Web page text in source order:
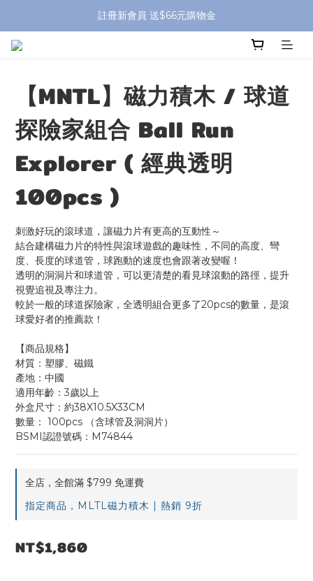
全館滿 $799 免運費 (僅提供台灣本島區域，外島地區請洽客服)
註冊新會員 送$66元購物金
全館滿 $799 免運費 (僅提供台灣本島區域，外島地區請洽客服)
【MNTL】磁力積木 / 球道
探險家組合 Ball Run
Explorer ( 經典透明
100pcs )
刺激好玩的滾球道，讓磁力片有更高的互動性～
結合建構磁力片的特性與滾球遊戲的趣味性，不同的高度、彎
度、長度的球道管，球跑動的速度也會跟著改變喔！
透明的洞洞片和球道管，可以更清楚的看見球滾動的路徑，提升
視覺追視及專注力。
較於一般的球道探險家，全透明組合更多了20pcs的數量，是滾
球愛好者的推薦款！
【商品規格】
材質：塑膠、磁鐵
產地：中國
適用年齡：3歲以上
外盒尺寸：約38X10.5X33CM
數量： 100pcs （含球管及洞洞片）
BSMI認證號碼：M74844
全店，全館滿 $799 免運費
指定商品，MLTL磁力積木 | 熱銷 9折
NT$1,860